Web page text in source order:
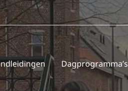
Dagprogramma’s